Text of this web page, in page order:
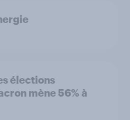
élections
mène 56% à